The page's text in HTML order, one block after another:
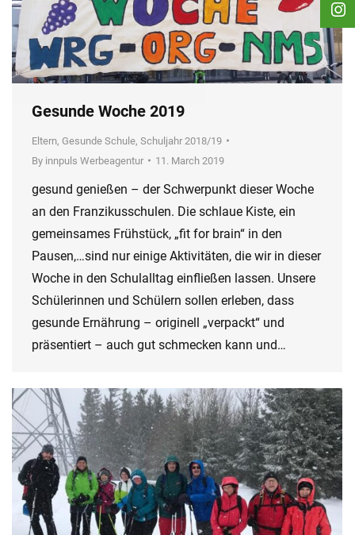
Gesunde Woche 2019
Eltern, Gesunde Schule, Schuljahr 2018/19
By innpuls Werbeagentur 11. March 2019
gesund genießen – der Schwerpunkt dieser Woche
an den Franzikusschulen. Die schlaue Kiste, ein
gemeinsames Frühstück, „fit for brain“ in den
Pausen,…sind nur einige Aktivitäten, die wir in dieser
Woche in den Schulalltag einfließen lassen. Unsere
Schülerinnen und Schülern sollen erleben, dass
gesunde Ernährung – originell „verpackt“ und
präsentiert – auch gut schmecken kann und…